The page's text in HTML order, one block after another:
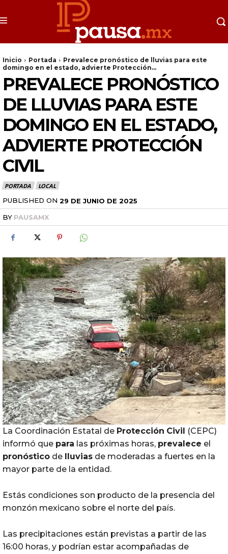
Inicio Portada
Prevalece pronóstico de lluvias para este
domingo en el estado, advierte Protección...
PREVALECE PRONÓSTICO
DE LLUVIAS PARA ESTE
DOMINGO EN EL ESTADO,
ADVIERTE PROTECCIÓN
CIVIL
PORTADA LOCAL
PUBLISHED ON 29 DE JUNIO DE 2025
BY PAUSAMX
La Coordinación Estatal de Protección Civil
(CEPC)
informó que para las próximas horas, prevalece el
pronóstico de lluvias de moderadas a fuertes en la
mayor parte de la entidad.
Estás condiciones son producto de la presencia del
monzón mexicano sobre el norte del país.
Las precipitaciones están previstas a partir de las
16:00 horas, y podrían estar acompañadas de